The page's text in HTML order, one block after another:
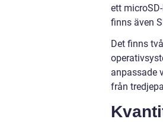
ett
finns även
Det finns
anpassade
från